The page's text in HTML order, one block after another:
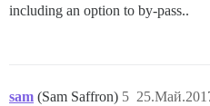
including an option to by-pass..
sam (Sam Saffron) 5